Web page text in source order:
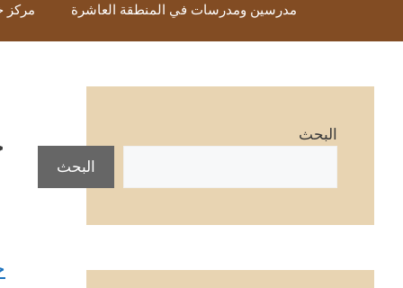
مدرسين ومدرسات في المنطقة العاشرة مركز
البحث
البحث